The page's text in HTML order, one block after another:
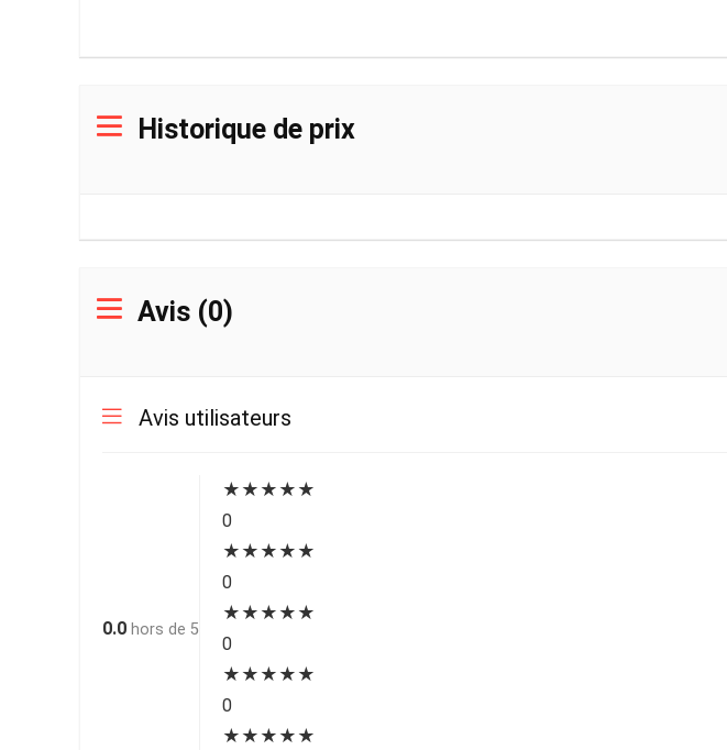
Historique de prix
Avis (0)
Avis utilisateurs
0.0 hors de 5
★ ★ ★ ★ ★
0
★ ★ ★ ★ ★
0
★ ★ ★ ★ ★
0
★ ★ ★ ★ ★
0
★ ★ ★ ★ ★